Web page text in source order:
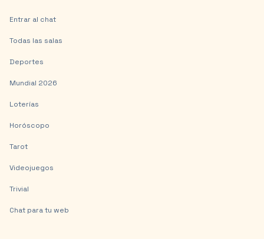
Entrar al chat
Todas las salas
Deportes
Mundial 2026
Loterías
Horóscopo
Tarot
Videojuegos
Trivial
Chat para tu web